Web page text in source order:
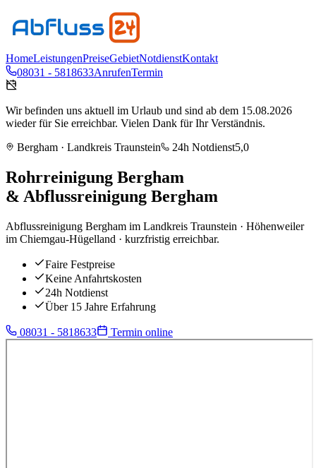
HomeLeistungenPreiseGebietNotdienstKontakt
08031 - 5818633AnrufenTermin
Wir befinden uns aktuell im Urlaub und sind ab dem 15.08.2026
wieder für Sie erreichbar. Vielen Dank für Ihr Verständnis.
Bergham · Landkreis Traunstein 24h Notdienst5,0
Rohrreinigung Bergham
& Abflussreinigung Bergham
Abflussreinigung Bergham im Landkreis Traunstein · Höhenweiler
im Chiemgau-Hügelland · kurzfristig erreichbar.
Faire Festpreise
Keine Anfahrtskosten
24h Notdienst
Über 15 Jahre Erfahrung
08031 - 5818633 Termin online